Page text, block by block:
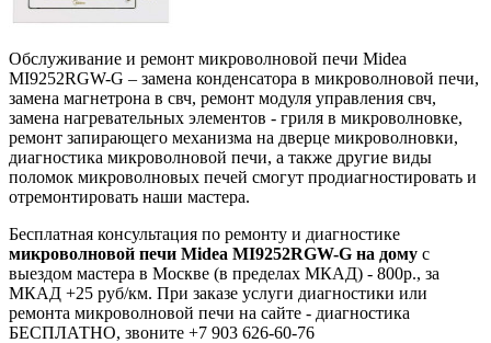
Обслуживание и ремонт микроволновой печи Midea
MI9252RGW-G – замена конденсатора в микроволновой печи,
замена магнетрона в свч, ремонт модуля управления свч,
замена нагревательных элементов - гриля в микроволновке,
ремонт запирающего механизма на дверце микроволновки,
диагностика микроволновой печи, а также другие виды
поломок микроволновых печей смогут продиагностировать и
отремонтировать наши мастера.
Бесплатная консультация по ремонту и диагностике
микроволновой печи Midea MI9252RGW-G на дому с
выездом мастера в Москве (в пределах МКАД) - 800р., за
МКАД +25 руб/км. При заказе услуги диагностики или
ремонта микроволновой печи на сайте - диагностика
БЕСПЛАТНО, звоните +7 903 626-60-76